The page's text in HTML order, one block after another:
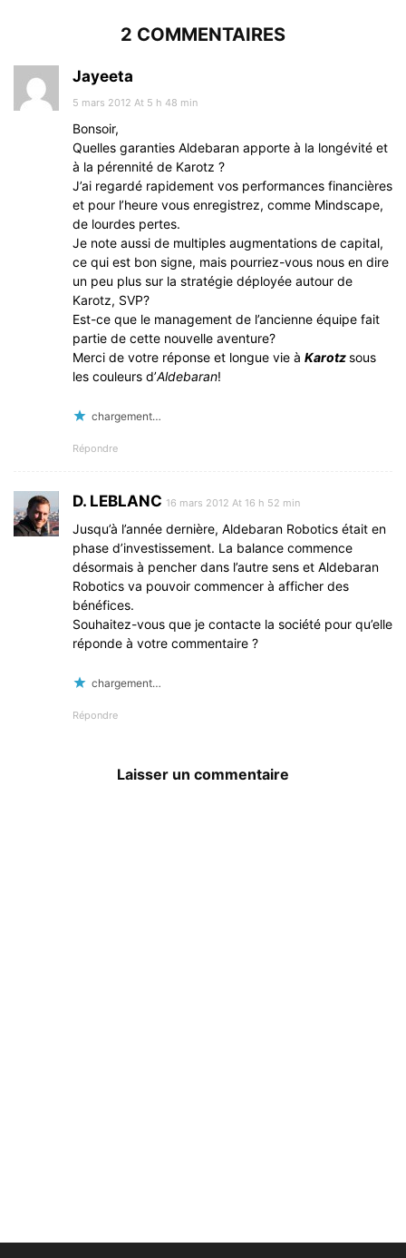
2 COMMENTAIRES
Jayeeta
5 mars 2012 At 5 h 48 min
Bonsoir,
Quelles garanties Aldebaran apporte à la longévité et
à la pérennité de Karotz ?
J’ai regardé rapidement vos performances financières
et pour l’heure vous enregistrez, comme Mindscape,
de lourdes pertes.
Je note aussi de multiples augmentations de capital,
ce qui est bon signe, mais pourriez-vous nous en dire
un peu plus sur la stratégie déployée autour de
Karotz, SVP?
Est-ce que le management de l’ancienne équipe fait
partie de cette nouvelle aventure?
Merci de votre réponse et longue vie à Karotzsous
les couleurs d’Aldebaran!
chargement…
Répondre
D. LEBLANC 16 mars 2012 At 16 h 52 min
Jusqu’à l’année dernière, Aldebaran Robotics était en
phase d’investissement. La balance commence
désormais à pencher dans l’autre sens et Aldebaran
Robotics va pouvoir commencer à afficher des
bénéfices.
Souhaitez-vous que je contacte la société pour qu’elle
réponde à votre commentaire ?
chargement…
Répondre
Laisser un commentaire